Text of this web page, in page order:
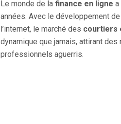
Le monde de la finance en ligne a
années. Avec le développement
l’internet, le marché des courtiers
dynamique que jamais, attirant
professionnels aguerris.